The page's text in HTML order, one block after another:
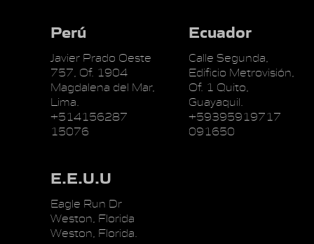
Perú
Javier Prado Oeste
757, Of. 1904
Magdalena del Mar,
Lima.
+514156287
15076
Ecuador
Calle Segunda,
Edificio Metrovisión,
Of. 1 Quito,
Guayaquil.
+59395919717
091650
E.E.U.U
Eagle Run Dr
Weston, Florida
Weston, Florida.